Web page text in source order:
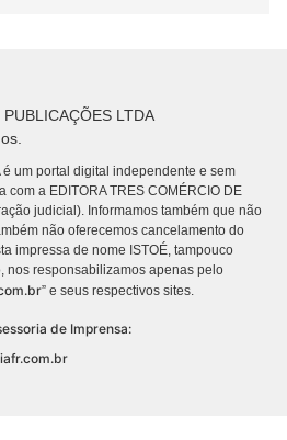
LTDA
é um portal digital independente e sem
a EDITORA TRES COMÉRCIO DE
judicial). Informamos também que não
não oferecemos cancelamento do
impressa de nome ISTOÉ, tampouco
nos responsabilizamos apenas pelo
” e seus respectivos sites.
de Imprensa: